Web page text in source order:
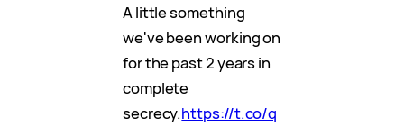
A little something
we've been working on
for the past 2 years in
complete
secrecy.https://t.co/q